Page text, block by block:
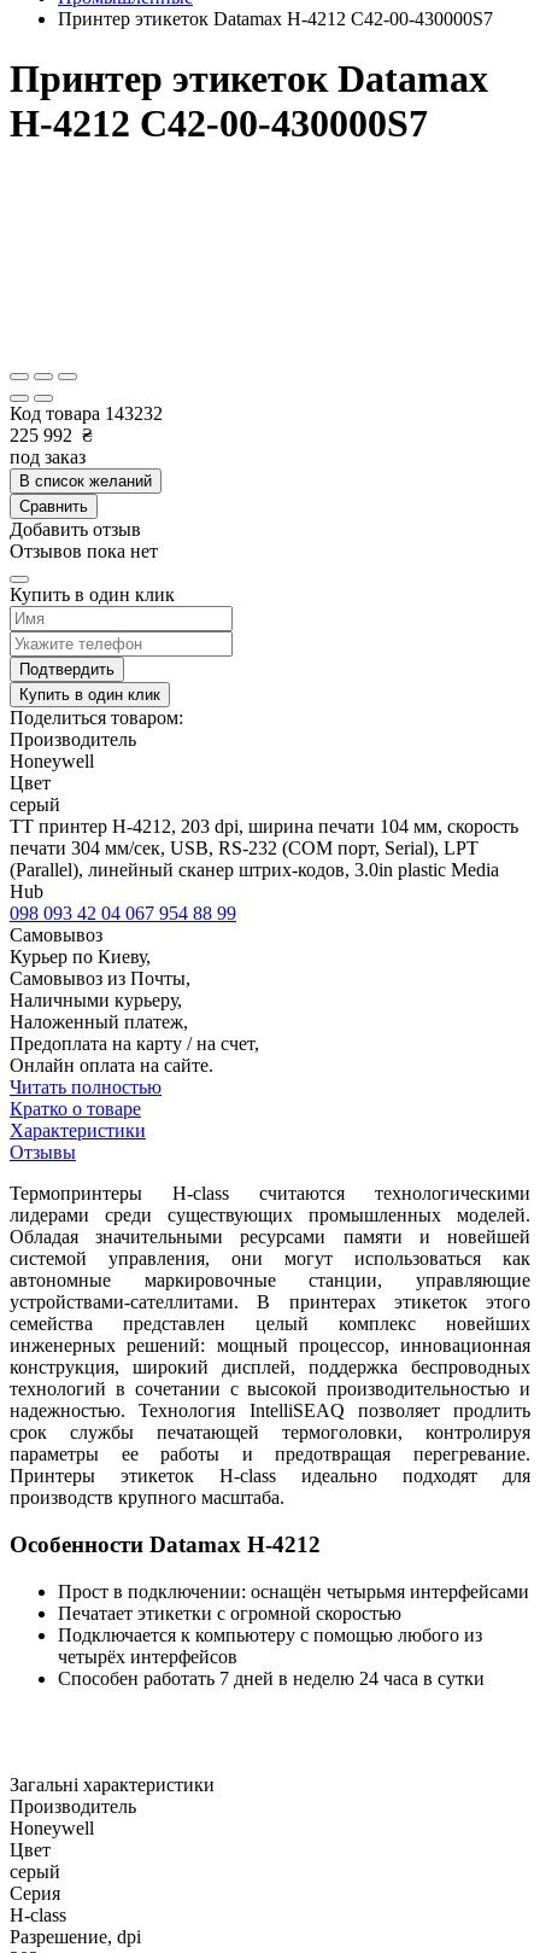
Принтер этикеток Datamax H-4212 C42-00-430000S7
Принтер этикеток Datamax
H-4212 C42-00-430000S7
Код товара 143232
225 992 ₴
под заказ
В список желаний
Сравнить
Добавить отзыв
Отзывов пока нет
Купить в один клик
Подтвердить
Купить в один клик
Поделиться товаром:
Производитель
Honeywell
Цвет
серый
TT принтер H-4212, 203 dpi, ширина печати 104 мм, скорость
печати 304 мм/сек, USB, RS-232 (COM порт, Serial), LPT
(Parallel), линейный сканер штрих-кодов, 3.0in plastic Media
Hub
098 093 42 04 067 954 88 99
Самовывоз
Курьер по Киеву,
Самовывоз из Почты,
Наличными курьеру,
Наложенный платеж,
Предоплата на карту / на счет,
Онлайн оплата на сайте.
Читать полностью
Кратко о товаре
Характеристики
Отзывы
Термопринтеры H-class считаются технологическими
лидерами среди существующих промышленных моделей.
Обладая значительными ресурсами памяти и новейшей
системой управления, они могут использоваться как
автономные маркировочные станции, управляющие
устройствами-сателлитами. В принтерах этикеток этого
семейства представлен целый комплекс новейших
инженерных решений: мощный процессор, инновационная
конструкция, широкий дисплей, поддержка беспроводных
технологий в сочетании с высокой производительностью и
надежностью. Технология IntelliSEAQ позволяет продлить
срок службы печатающей термоголовки, контролируя
параметры ее работы и предотвращая перегревание.
Принтеры этикеток H-class идеально подходят для
производств крупного масштаба.
Особенности Datamax H-4212
Прост в подключении: оснащён четырьмя интерфейсами
Печатает этикетки с огромной скоростью
Подключается к компьютеру с помощью любого из
четырёх интерфейсов
Способен работать 7 дней в неделю 24 часа в сутки
Загальні характеристики
Производитель
Honeywell
Цвет
серый
Серия
H-class
Разрешение, dpi